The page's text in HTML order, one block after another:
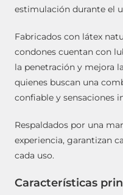
estimulación durante el
Fabricados con látex
condones cuentan con
la penetración y mejora
quienes buscan una
confiable y sensaciones
Respaldados por una
experiencia, garantizan
cada uso.
Características